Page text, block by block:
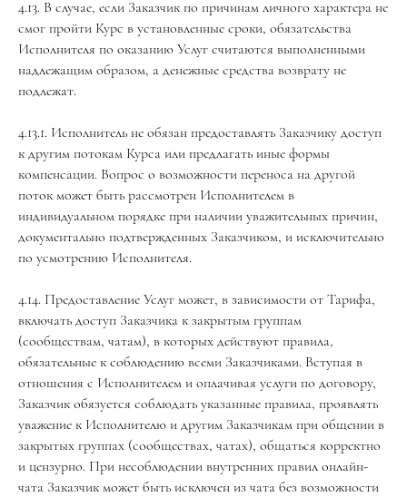
4.13. В случае, если Заказчик по причинам личного характера не
смог пройти Курс в установленные сроки, обязательства
Исполнителя по оказанию Услуг считаются выполненными
надлежащим образом, а денежные средства возврату не
подлежат.
4.13.1. Исполнитель не обязан предоставлять Заказчику доступ
к другим потокам Курса или предлагать иные формы
компенсации. Вопрос о возможности переноса на другой
поток может быть рассмотрен Исполнителем в
индивидуальном порядке при наличии уважительных причин,
документально подтвержденных Заказчиком, и исключительно
по усмотрению Исполнителя.
4.14. Предоставление Услуг может, в зависимости от Тарифа,
включать доступ Заказчика к закрытым группам
(сообществам, чатам), в которых действуют правила,
обязательные к соблюдению всеми Заказчиками. Вступая в
отношения с Исполнителем и оплачивая услуги по договору,
Заказчик обязуется соблюдать указанные правила, проявлять
уважение к Исполнителю и другим Заказчикам при общении в
закрытых группах (сообществах, чатах), общаться корректно
и цензурно. При несоблюдении внутренних правил онлайн-
чата Заказчик может быть исключен из чата без возможности